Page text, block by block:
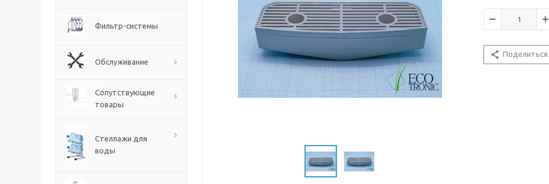
Фильтр-системы
Обслуживание
Сопутствующие
товары
Стеллажи для
воды
Поделиться